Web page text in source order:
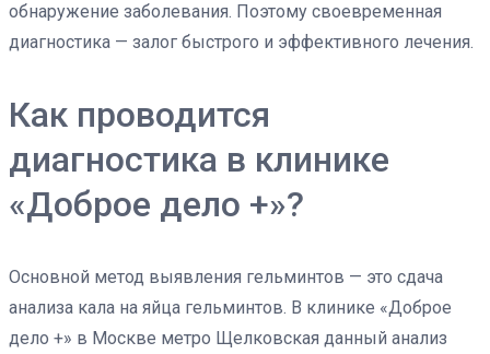
обнаружение заболевания. Поэтому своевременная
диагностика — залог быстрого и эффективного лечения.
Как проводится
диагностика в клинике
«Доброе дело +»?
Основной метод выявления гельминтов — это сдача
анализа кала на яйца гельминтов. В клинике «Доброе
дело +» в Москве метро Щелковская данный анализ